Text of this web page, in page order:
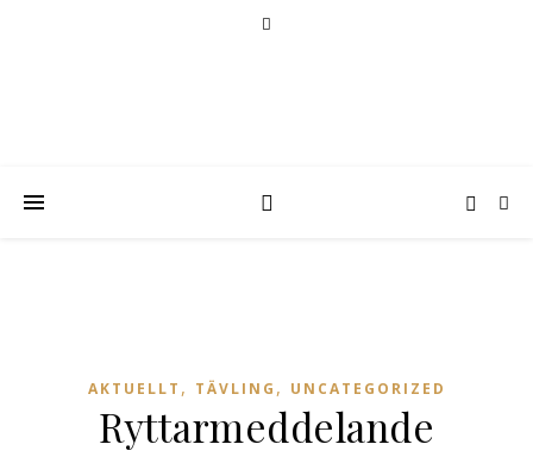
AKTUELLT , TÄVLING , UNCATEGORIZED
Ryttarmeddelande